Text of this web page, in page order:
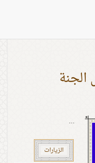
الجنة
...
الزيارات